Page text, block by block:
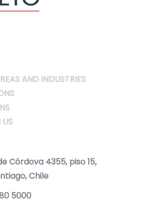
AND INDUSTRIES
Córdova 4355, piso 15,
Chile
5000